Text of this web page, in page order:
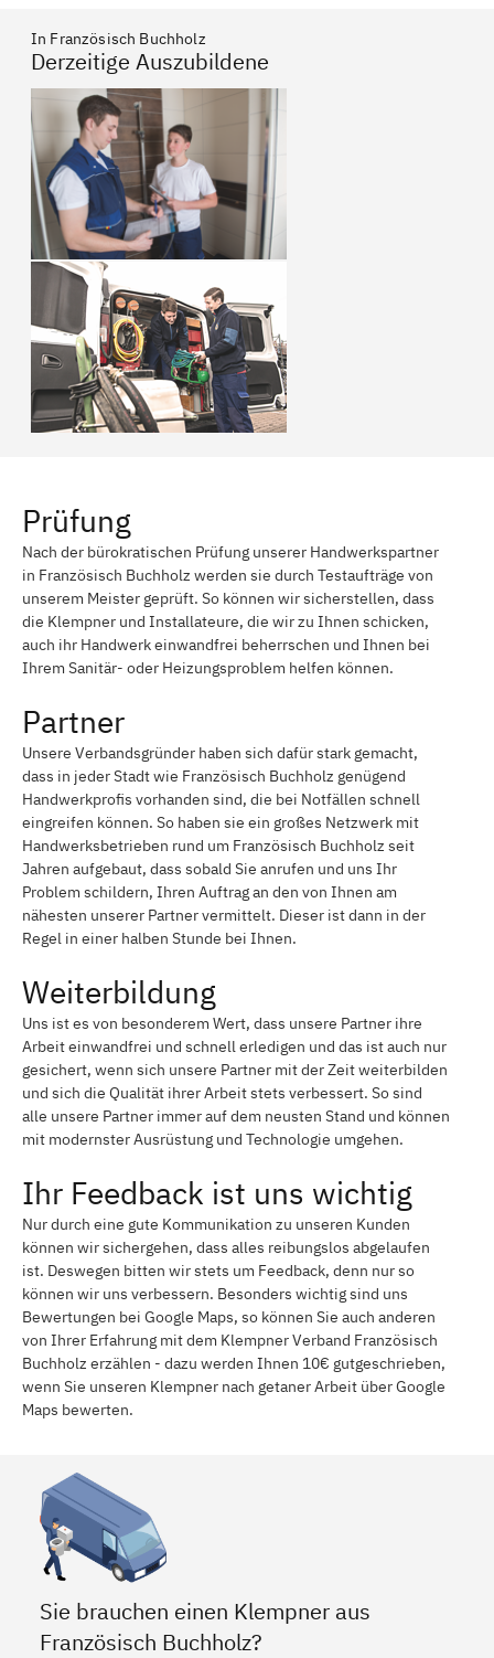
In Französisch Buchholz
Derzeitige Auszubildene
Prüfung
Nach der bürokratischen Prüfung unserer Handwerkspartner
in Französisch Buchholz werden sie durch Testaufträge von
unserem Meister geprüft. So können wir sicherstellen, dass
die Klempner und Installateure, die wir zu Ihnen schicken,
auch ihr Handwerk einwandfrei beherrschen und Ihnen bei
Ihrem Sanitär- oder Heizungsproblem helfen können.
Partner
Unsere Verbandsgründer haben sich dafür stark gemacht,
dass in jeder Stadt wie Französisch Buchholz genügend
Handwerkprofis vorhanden sind, die bei Notfällen schnell
eingreifen können. So haben sie ein großes Netzwerk mit
Handwerksbetrieben rund um Französisch Buchholz seit
Jahren aufgebaut, dass sobald Sie anrufen und uns Ihr
Problem schildern, Ihren Auftrag an den von Ihnen am
nähesten unserer Partner vermittelt. Dieser ist dann in der
Regel in einer halben Stunde bei Ihnen.
Weiterbildung
Uns ist es von besonderem Wert, dass unsere Partner ihre
Arbeit einwandfrei und schnell erledigen und das ist auch nur
gesichert, wenn sich unsere Partner mit der Zeit weiterbilden
und sich die Qualität ihrer Arbeit stets verbessert. So sind
alle unsere Partner immer auf dem neusten Stand und können
mit modernster Ausrüstung und Technologie umgehen.
Ihr Feedback ist uns wichtig
Nur durch eine gute Kommunikation zu unseren Kunden
können wir sichergehen, dass alles reibungslos abgelaufen
ist. Deswegen bitten wir stets um Feedback, denn nur so
können wir uns verbessern. Besonders wichtig sind uns
Bewertungen bei Google Maps, so können Sie auch anderen
von Ihrer Erfahrung mit dem Klempner Verband Französisch
Buchholz erzählen - dazu werden Ihnen 10€ gutgeschrieben,
wenn Sie unseren Klempner nach getaner Arbeit über Google
Maps bewerten.
Sie brauchen einen Klempner aus
Französisch Buchholz?